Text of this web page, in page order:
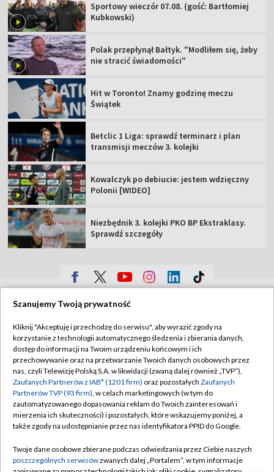
Sportowy wieczór 07.08. (gość: Bartłomiej
Kubkowski)
Polak przepłynął Bałtyk. "Modliłem się, żeby
nie stracić świadomości"
Hit w Toronto! Znamy godzinę meczu
Świątek
Betclic 1 Liga: sprawdź terminarz i plan
transmisji meczów 3. kolejki
Kowalczyk po debiucie: jestem wdzięczny
Polonii [WIDEO]
Niezbędnik 3. kolejki PKO BP Ekstraklasy.
Sprawdź szczegóły
Sklep TVP
Biuro Reklamy
Oferta Handlowa
Telegazeta ogłoszenia
Emisja w TVP
Ogłoszenia przetargowe
Polityka prywatności
Moje zgody
Biuro reklamy
Kontakt
©2026 Telewizja Polska Spółka Akcyjna w likwidacji
Szanujemy Twoją prywatność
Kliknij "Akceptuję i przechodzę do serwisu", aby wyrazić zgody na
korzystanie z technologii automatycznego śledzenia i zbierania danych,
dostęp do informacji na Twoim urządzeniu końcowym i ich
przechowywanie oraz na przetwarzanie Twoich danych osobowych przez
nas, czyli Telewizję Polską S.A. w likwidacji (zwaną dalej również „TVP”),
Zaufanych Partnerów z IAB* (1201 firm) oraz pozostałych Zaufanych
Partnerów TVP (93 firm), w celach marketingowych (w tym do
zautomatyzowanego dopasowania reklam do Twoich zainteresowań i
mierzenia ich skuteczności) i pozostałych, które wskazujemy poniżej, a
także zgody na udostępnianie przez nas identyfikatora PPID do Google.
Twoje dane osobowe zbierane podczas odwiedzania przez Ciebie naszych
poszczególnych serwisówzwanych dalej „Portalem”, w tym informacje